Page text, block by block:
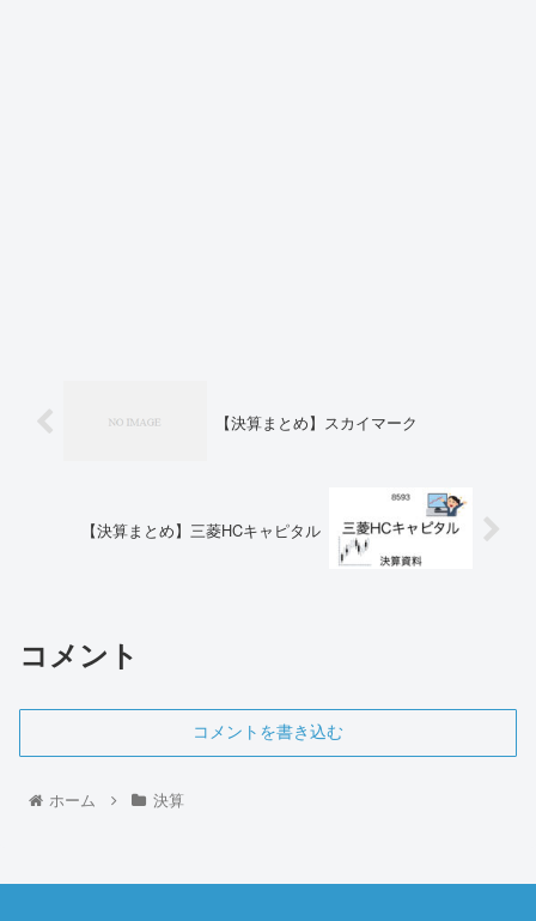
【決算まとめ】スカイマーク
【決算まとめ】三菱HCキャピタル
コメント
コメントを書き込む
ホーム 決算